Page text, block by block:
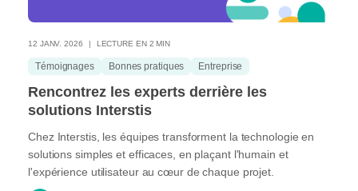
12 JANV. 2026 LECTURE EN 2 MIN
Témoignages Bonnes pratiques Entreprise
Rencontrez les experts derrière les
solutions Interstis
Chez Interstis, les équipes transforment la technologie en
solutions simples et efficaces, en plaçant l'humain et
l'expérience utilisateur au cœur de chaque projet.